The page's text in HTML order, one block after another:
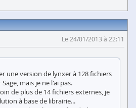
Le 24/01/2013 à 22:11
une version de lynxer à 128 fichiers
mais je ne l'ai pas.
de plus de 14 fichiers externes, je
à base de librairie...